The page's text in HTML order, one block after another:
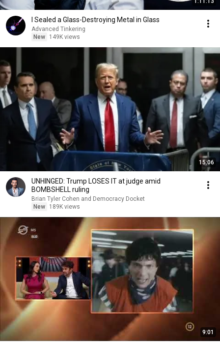
I Sealed a Glass-Destroying Metal in Glass
Advanced Tinkering
New
149K views
15:06
UNHINGED: Trump LOSES IT at judge amid
BOMBSHELL ruling
Brian Tyler Cohen and Democracy Docket
New
189K views
9:01